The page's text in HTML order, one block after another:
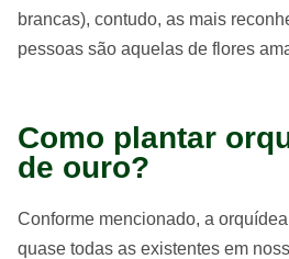
brancas), contudo, as mais
pessoas são aquelas de flores
Como plantar
de ouro?
Conforme mencionado, a
quase todas as existentes em